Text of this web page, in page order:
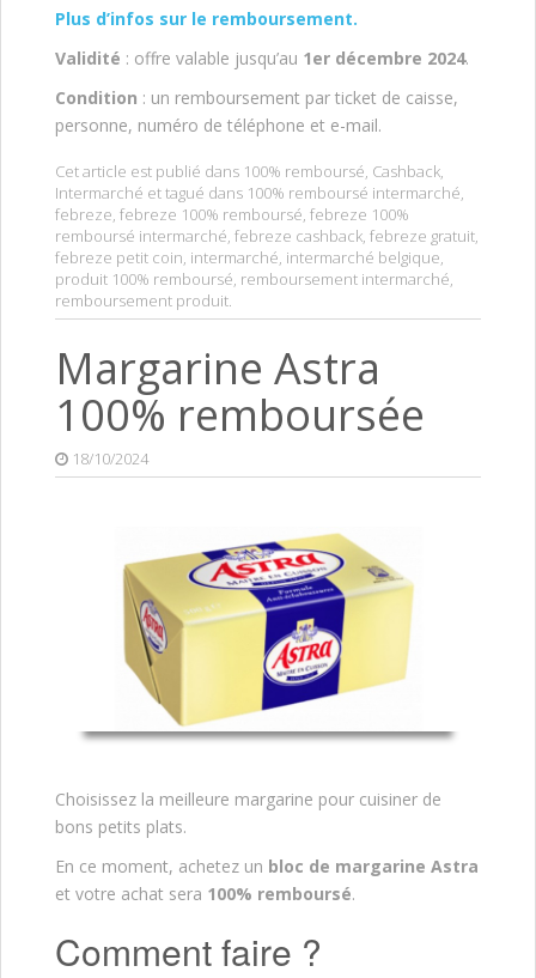
Plus d’infos sur le remboursement.
Validité : offre valable jusqu’au 1er décembre 2024.
Condition : un remboursement par ticket de caisse,
personne, numéro de téléphone et e-mail.
Cet article est publié dans 100% remboursé, Cashback,
Intermarché et tagué dans 100% remboursé intermarché,
febreze, febreze 100% remboursé, febreze 100%
remboursé intermarché, febreze cashback, febreze gratuit,
febreze petit coin, intermarché, intermarché belgique,
produit 100% remboursé, remboursement intermarché,
remboursement produit.
Margarine Astra
100% remboursée
18/10/2024
Choisissez la meilleure margarine pour cuisiner de
bons petits plats.
En ce moment, achetez un bloc de margarine Astra
et votre achat sera 100% remboursé.
Comment faire ?